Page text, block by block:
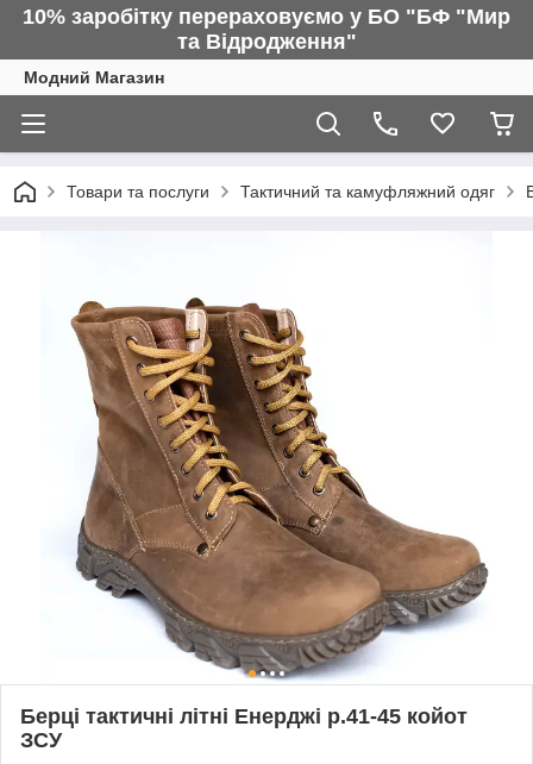
10% заробітку перераховуємо у БО "БФ "Мир
та Відродження"
Модний Магазин
Товари та послуги Тактичний та камуфляжний одяг
Берці тактичні літні Енерджі р.41-45 койот
ЗСУ